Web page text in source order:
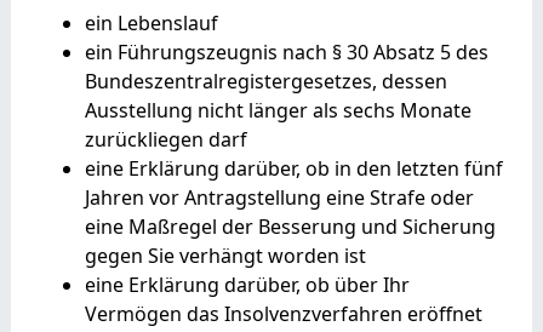
ein Lebenslauf
ein Führungszeugnis nach § 30 Absatz 5 des
Bundeszentralregistergesetzes, dessen
Ausstellung nicht länger als sechs Monate
zurückliegen darf
eine Erklärung darüber, ob in den letzten fünf
Jahren vor Antragstellung eine Strafe oder
eine Maßregel der Besserung und Sicherung
gegen Sie verhängt worden ist
eine Erklärung darüber, ob über Ihr
Vermögen das Insolvenzverfahren eröffnet